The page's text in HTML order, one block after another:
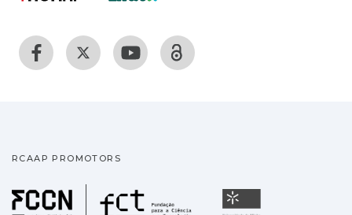
RCAAP PROMOTORS
Fundação para a